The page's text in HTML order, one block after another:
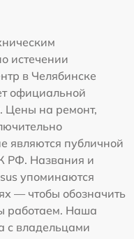
истечении
в Челябинске
официальной
Цены на ремонт,
являются публичной
РФ. Названия и
упоминаются
— чтобы обозначить
работаем. Наша
с владельцами